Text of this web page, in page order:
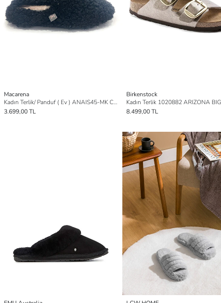
Macarena
Kadın Terlik/ Panduf ( Ev ) ANAIS45-MK CIDACOS Negro
3.699,00 TL
Birkenstock
8.499,00 TL